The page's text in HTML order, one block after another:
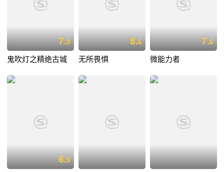
7.9
鬼吹灯之精绝古城
8.6
无所畏惧
7.6
微能力者
6.9